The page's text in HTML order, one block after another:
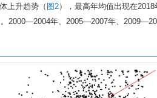
上升趋势（ 图2），最高年均值出现在
。2000—2004年、2005—2007年、